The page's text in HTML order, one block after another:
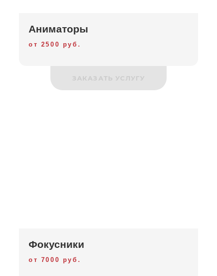
Аниматоры
от 2500 руб.
ЗАКАЗАТЬ УСЛУГУ
Фокусники
от 7000 руб.